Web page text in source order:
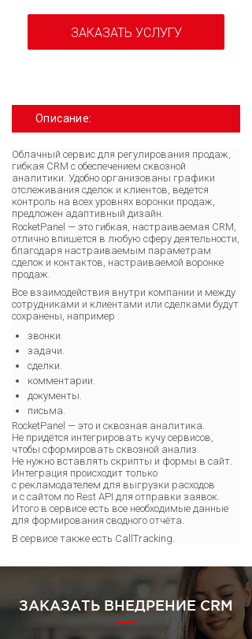
ЗАКАЗАТЬ УСЛУГУ
Описание:
Облачный сервис для регулирования продаж,
гибкая CRM с обеспечением сквозной
аналитики. Удобно организованы графики
отслеживания сделок и клиентов, ведется
контроль на всех уровнях воронки продаж,
предложен адаптивный дизайн.
RocketPanel — это гибкая, настраиваемая CRM,
отлично впишется в любую сферу деятельности,
благодаря настраиваемым параметрам
сделок и контактов, настраиваемой воронке
продаж.
Все взаимодействия внутри компании и между
сотрудниками и клиентами или сделками будут
сохранены, например :
звонки.
задачи.
сделки.
комментарии.
документы.
письма.
RocketPanel — это и сквозная аналитика.
Не придётся интегрировать кучу сервисов,
чтобы сформировать сквозной анализ.
Не нужно вставлять скрипты и формы в сайт.
Интеграция происходит только
с рекламодателем для выгрузки расходов
и с сайтом по Rest API для отправки заявок.
Итого в сервисе есть все необходимые данные
для формирования сводного отчёта.
В сервисе также есть CallTracking.
ЗАКАЗАТЬ ВНЕДРЕНИЕ CRM